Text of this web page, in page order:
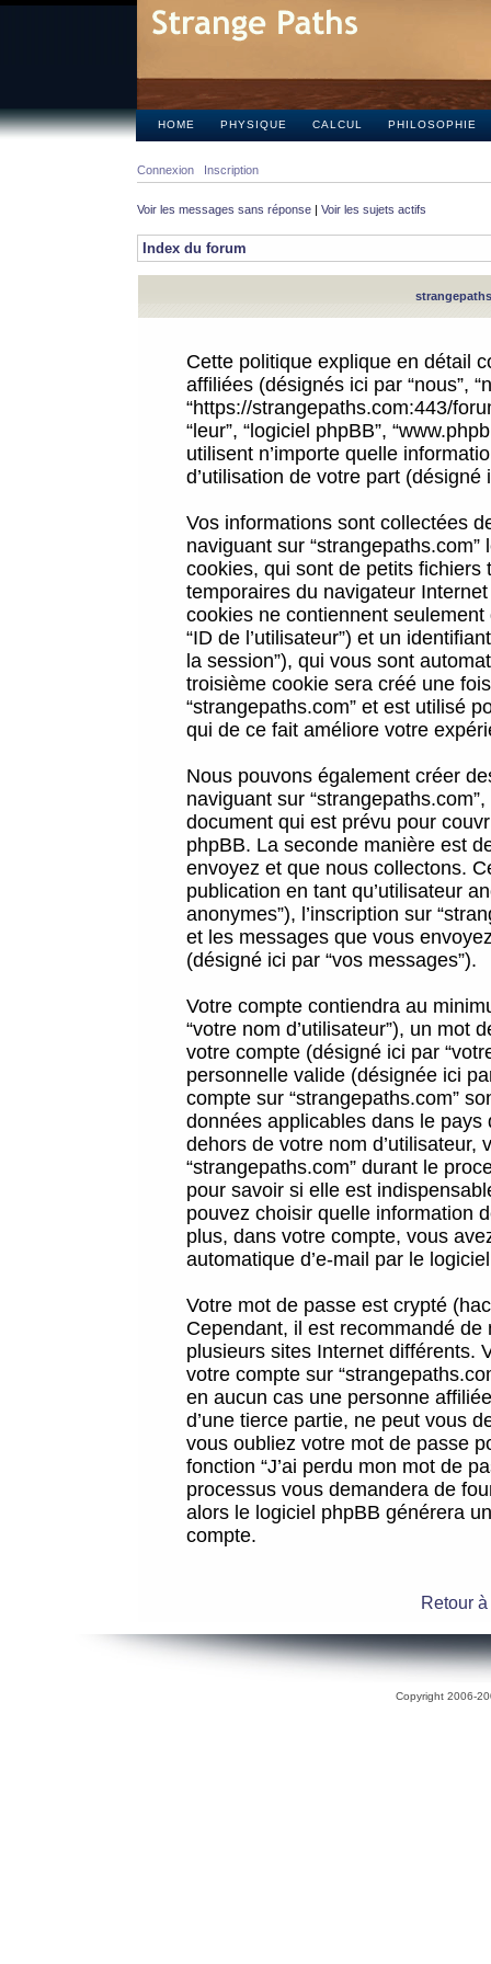
HOME PHYSIQUE CALCUL PHILOSOPHIE
Connexion Inscription
Voir les messages sans réponse | Voir les sujets actifs
Index du forum
Cette politique explique en détail
affiliées (désignés ici par “nous”,
“https://strangepaths.com:443/
“leur”, “logiciel phpBB”,
utilisent n’importe quelle
d’utilisation de votre part (désigné
Vos informations sont collectées
naviguant sur
cookies, qui sont de petits
temporaires du navigateur
cookies ne contiennent
“ID de l’utilisateur”) et un
la session”), qui vous sont
troisième cookie sera créé une
“strangepaths.com” et est utilisé
qui de ce fait améliore votre
Nous pouvons également créer
naviguant sur
document qui est prévu pour
phpBB. La seconde manière est
envoyez et que nous collectons.
publication en tant qu’utilisateur
anonymes”), l’inscription sur
et les messages que vous
(désigné ici par “vos messages”).
Votre compte contiendra au
“votre nom d’utilisateur”), un mot
votre compte (désigné ici par
personnelle valide (désignée ici
compte sur “strangepaths.com”
données applicables dans le
dehors de votre nom
“strangepaths.com” durant le
pour savoir si elle est
pouvez choisir quelle information
plus, dans votre compte, vous
automatique d’e-mail par le
Votre mot de passe est crypté
Cependant, il est recommandé
plusieurs sites Internet différents.
votre compte sur
en aucun cas une personne
d’une tierce partie, ne peut vous
vous oubliez votre mot de passe
fonction “J’ai perdu mon mot de
processus vous demandera de
alors le logiciel phpBB générera
compte.
Retour
Copyright 2006-